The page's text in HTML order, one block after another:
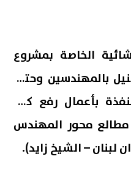
الخاصة بمشروع
النيل بالمهندسين وحتى
المنفذة بأعمال رفع كمر
محور المهندس